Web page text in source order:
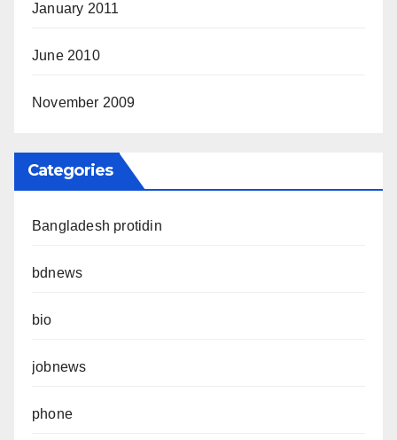
January 2011
June 2010
November 2009
Categories
Bangladesh protidin
bdnews
bio
jobnews
phone